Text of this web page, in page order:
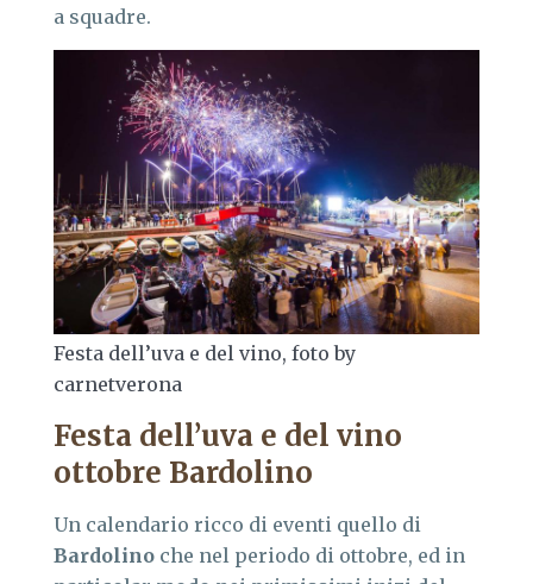
a squadre.
Festa dell’uva e del vino, foto by
carnetverona
Festa dell’uva e del vino
ottobre Bardolino
Un calendario ricco di eventi quello di
Bardolino che nel periodo di ottobre, ed in